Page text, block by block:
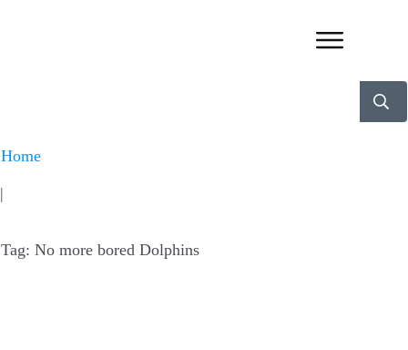
Home
|
Tag: No more bored Dolphins